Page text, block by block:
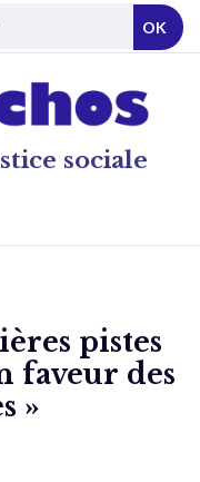
sociale
OK
pistes
faveur des
»